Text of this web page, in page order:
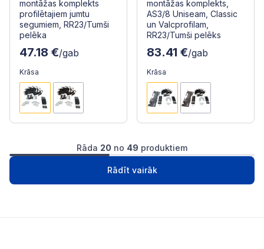
montāžas komplekts
profilētajiem jumtu
segumiem, RR23/Tumši
pelēka
47.18 €/gab
Krāsa
montāžas komplekts,
AS3/8 Uniseam, Classic
un Valcprofilam,
RR23/Tumši pelēks
83.41 €/gab
Krāsa
Rāda 20 no 49 produktiem
Rādīt vairāk
1 2 3 Nākošā